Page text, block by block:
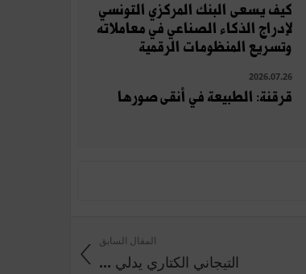
كيف يسعى البنك المركزي التونسي
لإدراج الذكاء الصناعي في معاملاته
وتسريع المنظومات الرقمية
2026.07.26
قرقنة: الطبيعة في أنقى صورها
المقال السابق
التيجاني الكتاري يدلي ...